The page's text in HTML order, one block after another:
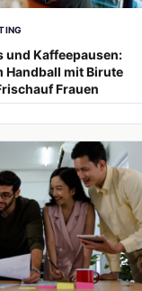
und Kaffeepausen:
Handball mit Birute
Frauen